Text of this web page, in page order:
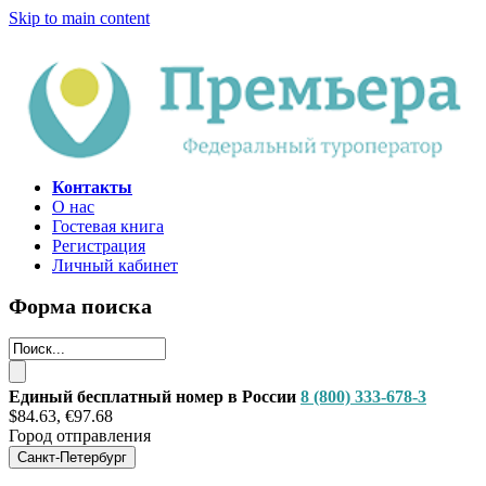
Skip to main content
Контакты
О нас
Гостевая книга
Регистрация
Личный кабинет
Форма поиска
Единый бесплатный номер в России 8 (800) 333-678-3
$84.63, €97.68
Город отправления
Санкт-Петербург